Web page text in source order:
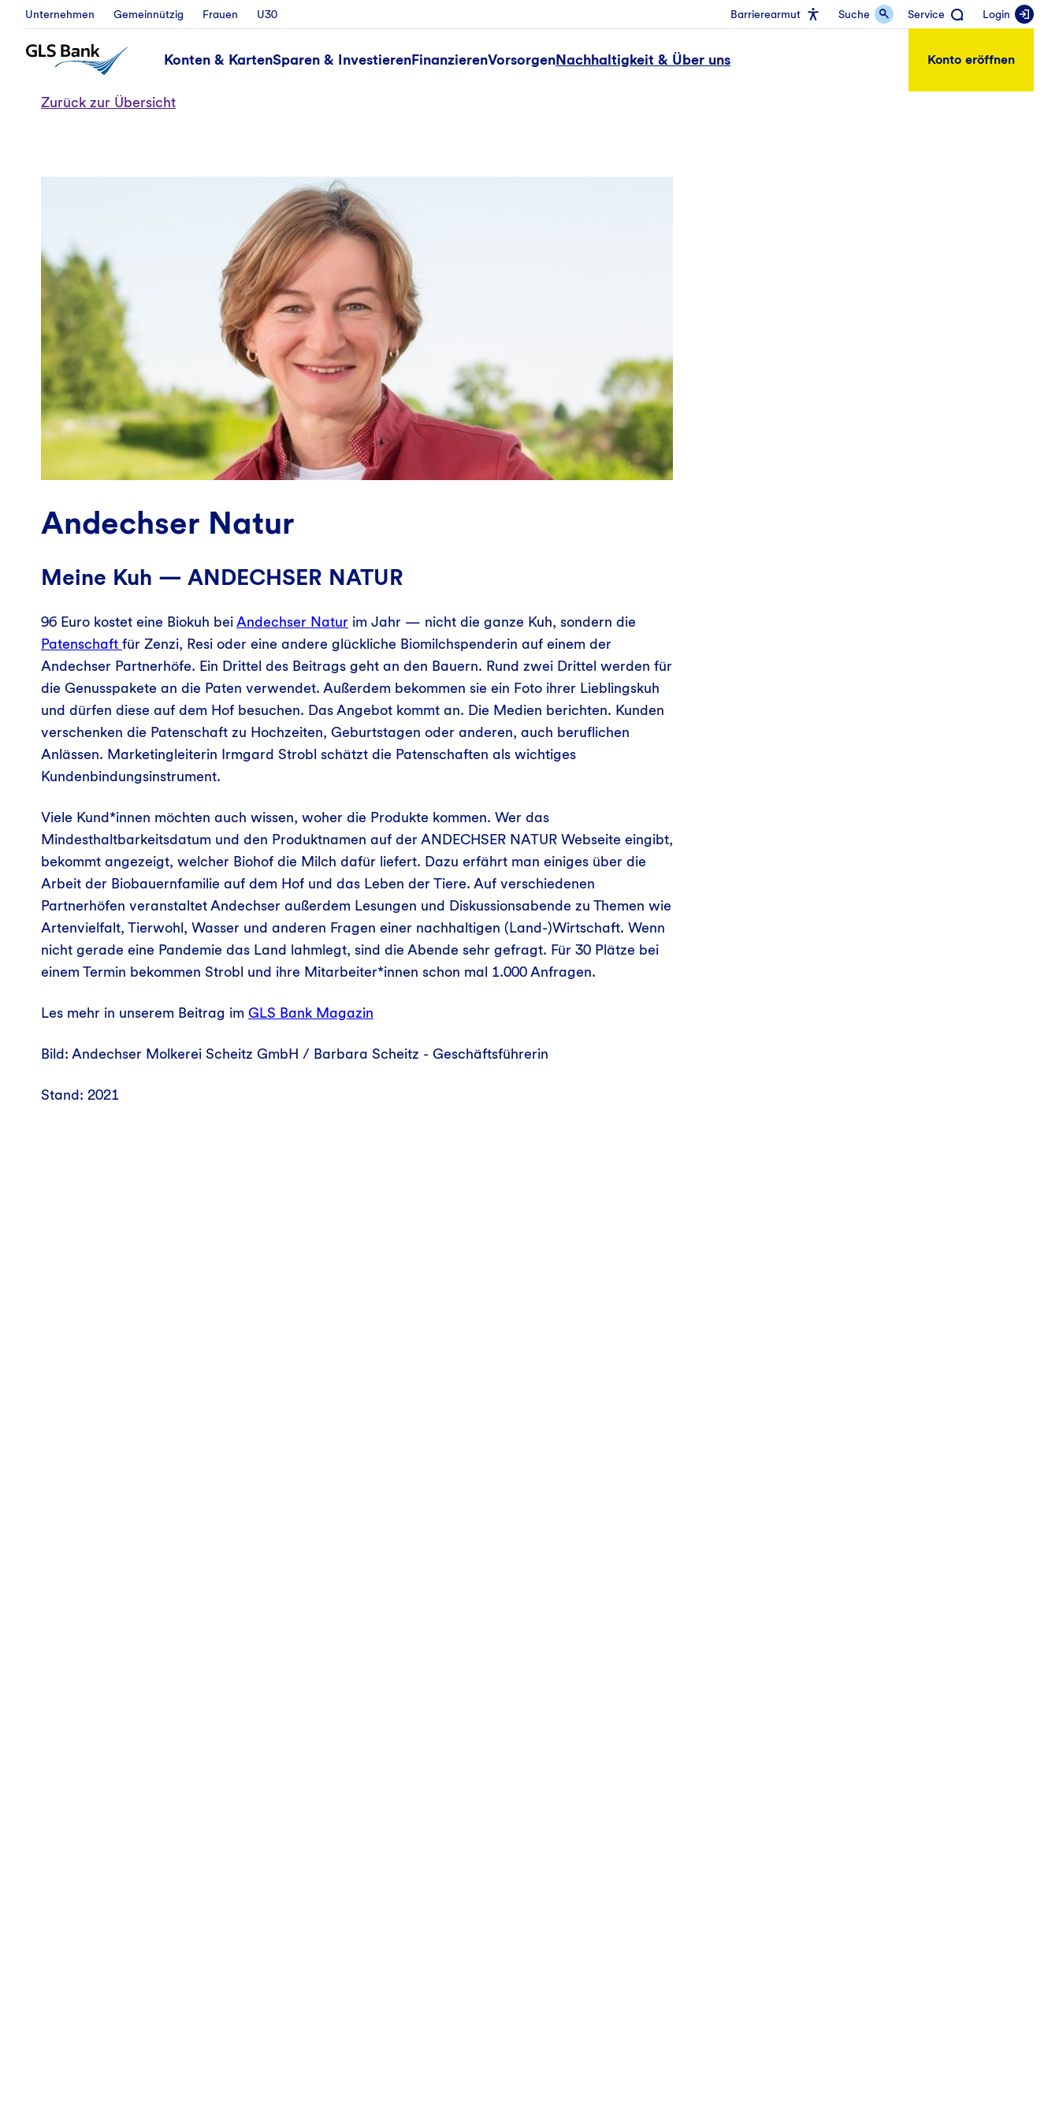
Unternehmen Gemeinnützig Frauen U30 Barrierearmut Suche Service Login
Konten & KartenSparen & InvestierenFinanzierenVorsorgenNachhaltigkeit & Über uns Konto eröffnen
Zurück zur Übersicht
Andechser Natur
Meine Kuh — ANDECHSER NATUR
96 Euro kostet eine Biokuh beiAndechser Natur im Jahr — nicht die ganze Kuh, sondern die
Patenschaft für Zenzi, Resi oder eine andere glückliche Biomilchspenderin auf einem der
Andechser Partnerhöfe. Ein Drittel des Beitrags geht an den Bauern. Rund zwei Drittel werden für
die Genusspakete an die Paten verwendet. Außerdem bekommen sie ein Foto ihrer Lieblingskuh
und dürfen diese auf dem Hof besuchen. Das Angebot kommt an. Die Medien berichten. Kunden
verschenken die Patenschaft zu Hochzeiten, Geburtstagen oder anderen, auch beruflichen
Anlässen. Marketingleiterin Irmgard Strobl schätzt die Patenschaften als wichtiges
Kundenbindungsinstrument.
Viele Kund*innen möchten auch wissen, woher die Produkte kommen. Wer das
Mindesthaltbarkeitsdatum und den Produktnamen auf der ANDECHSER NATUR Webseite eingibt,
bekommt angezeigt, welcher Biohof die Milch dafür liefert. Dazu erfährt man einiges über die
Arbeit der Biobauernfamilie auf dem Hof und das Leben der Tiere. Auf verschiedenen
Partnerhöfen veranstaltet Andechser außerdem Lesungen und Diskussionsabende zu Themen wie
Artenvielfalt, Tierwohl, Wasser und anderen Fragen einer nachhaltigen (Land-)Wirtschaft. Wenn
nicht gerade eine Pandemie das Land lahmlegt, sind die Abende sehr gefragt. Für 30 Plätze bei
einem Termin bekommen Strobl und ihre Mitarbeiter*innen schon mal 1.000 Anfragen.
Les mehr in unserem Beitrag im GLS Bank Magazin
Bild: Andechser Molkerei Scheitz GmbH / Barbara Scheitz - Geschäftsführerin
Stand: 2021